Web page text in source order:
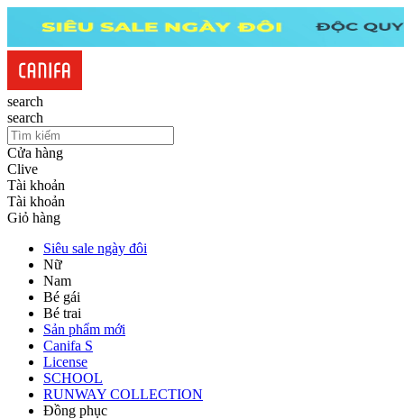
search
search
Cửa hàng
Clive
Tài khoản
Tài khoản
Giỏ hàng
Siêu sale ngày đôi
Nữ
Nam
Bé gái
Bé trai
Sản phẩm mới
Canifa S
License
SCHOOL
RUNWAY COLLECTION
Đồng phục